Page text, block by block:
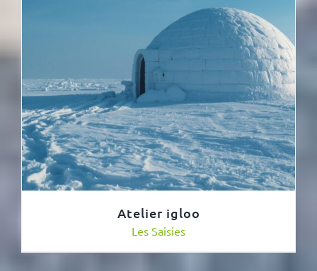
Atelier igloo
Les Saisies